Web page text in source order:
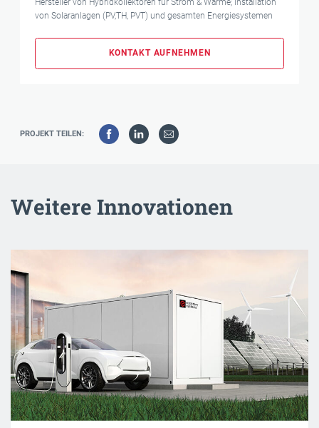
Hersteller von Hybridkollektoren für Strom & Wärme; Installation
von Solaranlagen (PV,TH, PVT) und gesamten Energiesystemen
KONTAKT AUFNEHMEN
PROJEKT TEILEN:
Weitere Innovationen